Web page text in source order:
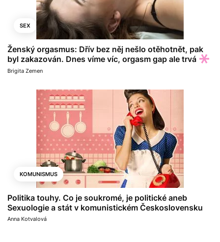
SEX
Ženský orgasmus: Dřív bez něj nešlo otěhotnět, pak
byl zakazován. Dnes víme víc, orgasm gap ale trvá
Brigita Zemen
KOMUNISMUS
Politika touhy. Co je soukromé, je politické aneb
Sexuologie a stát v komunistickém Československu
Anna Kotvalová